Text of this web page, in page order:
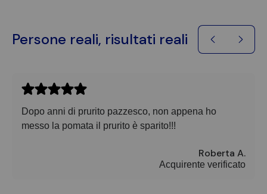
Persone reali, risultati reali
Dopo anni di prurito pazzesco, non appena ho
messo la pomata il prurito è sparito!!!
Roberta A.
Acquirente verificato